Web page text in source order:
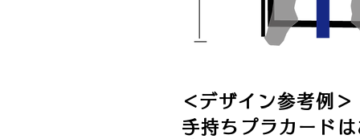
​＜デザイン参考例＞
手持ちプラカード